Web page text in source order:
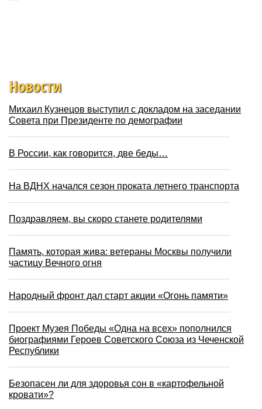
Новости
Михаил Кузнецов выступил с докладом на заседании
Совета при Президенте по демографии
В России, как говорится, две беды…
На ВДНХ начался сезон проката летнего транспорта
Поздравляем, вы скоро станете родителями
Память, которая жива: ветераны Москвы получили
частицу Вечного огня
Народный фронт дал старт акции «Огонь памяти»
Проект Музея Победы «Одна на всех» пополнился
биографиями Героев Советского Союза из Чеченской
Республики
Безопасен ли для здоровья сон в «картофельной
кровати»?